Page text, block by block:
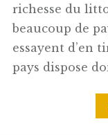
richesse du
beaucoup de
essayent d’en
pays dispose